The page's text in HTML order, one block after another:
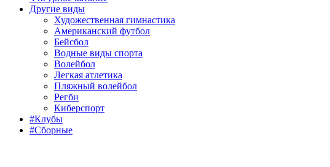
Другие виды
Художественная гимнастика
Американский футбол
Бейсбол
Водные виды спорта
Волейбол
Легкая атлетика
Пляжный волейбол
Регби
Киберспорт
#Клубы
#Сборные